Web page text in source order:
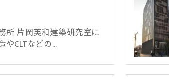
所 片岡英和建築研究室に
やCLTなどの…